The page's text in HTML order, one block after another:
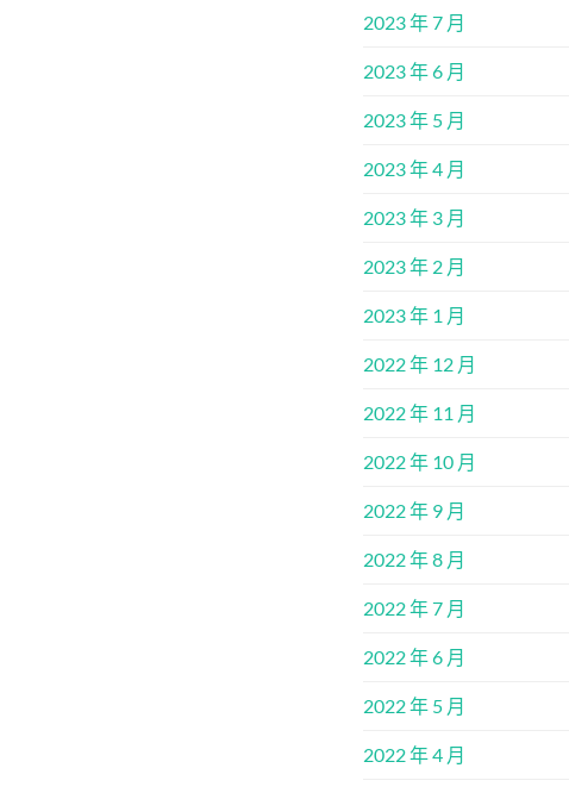
2023 年 7 月
2023 年 6 月
2023 年 5 月
2023 年 4 月
2023 年 3 月
2023 年 2 月
2023 年 1 月
2022 年 12 月
2022 年 11 月
2022 年 10 月
2022 年 9 月
2022 年 8 月
2022 年 7 月
2022 年 6 月
2022 年 5 月
2022 年 4 月